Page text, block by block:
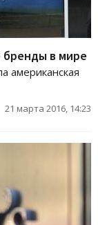
бренды в мире
американская
21 марта 2016, 14:23